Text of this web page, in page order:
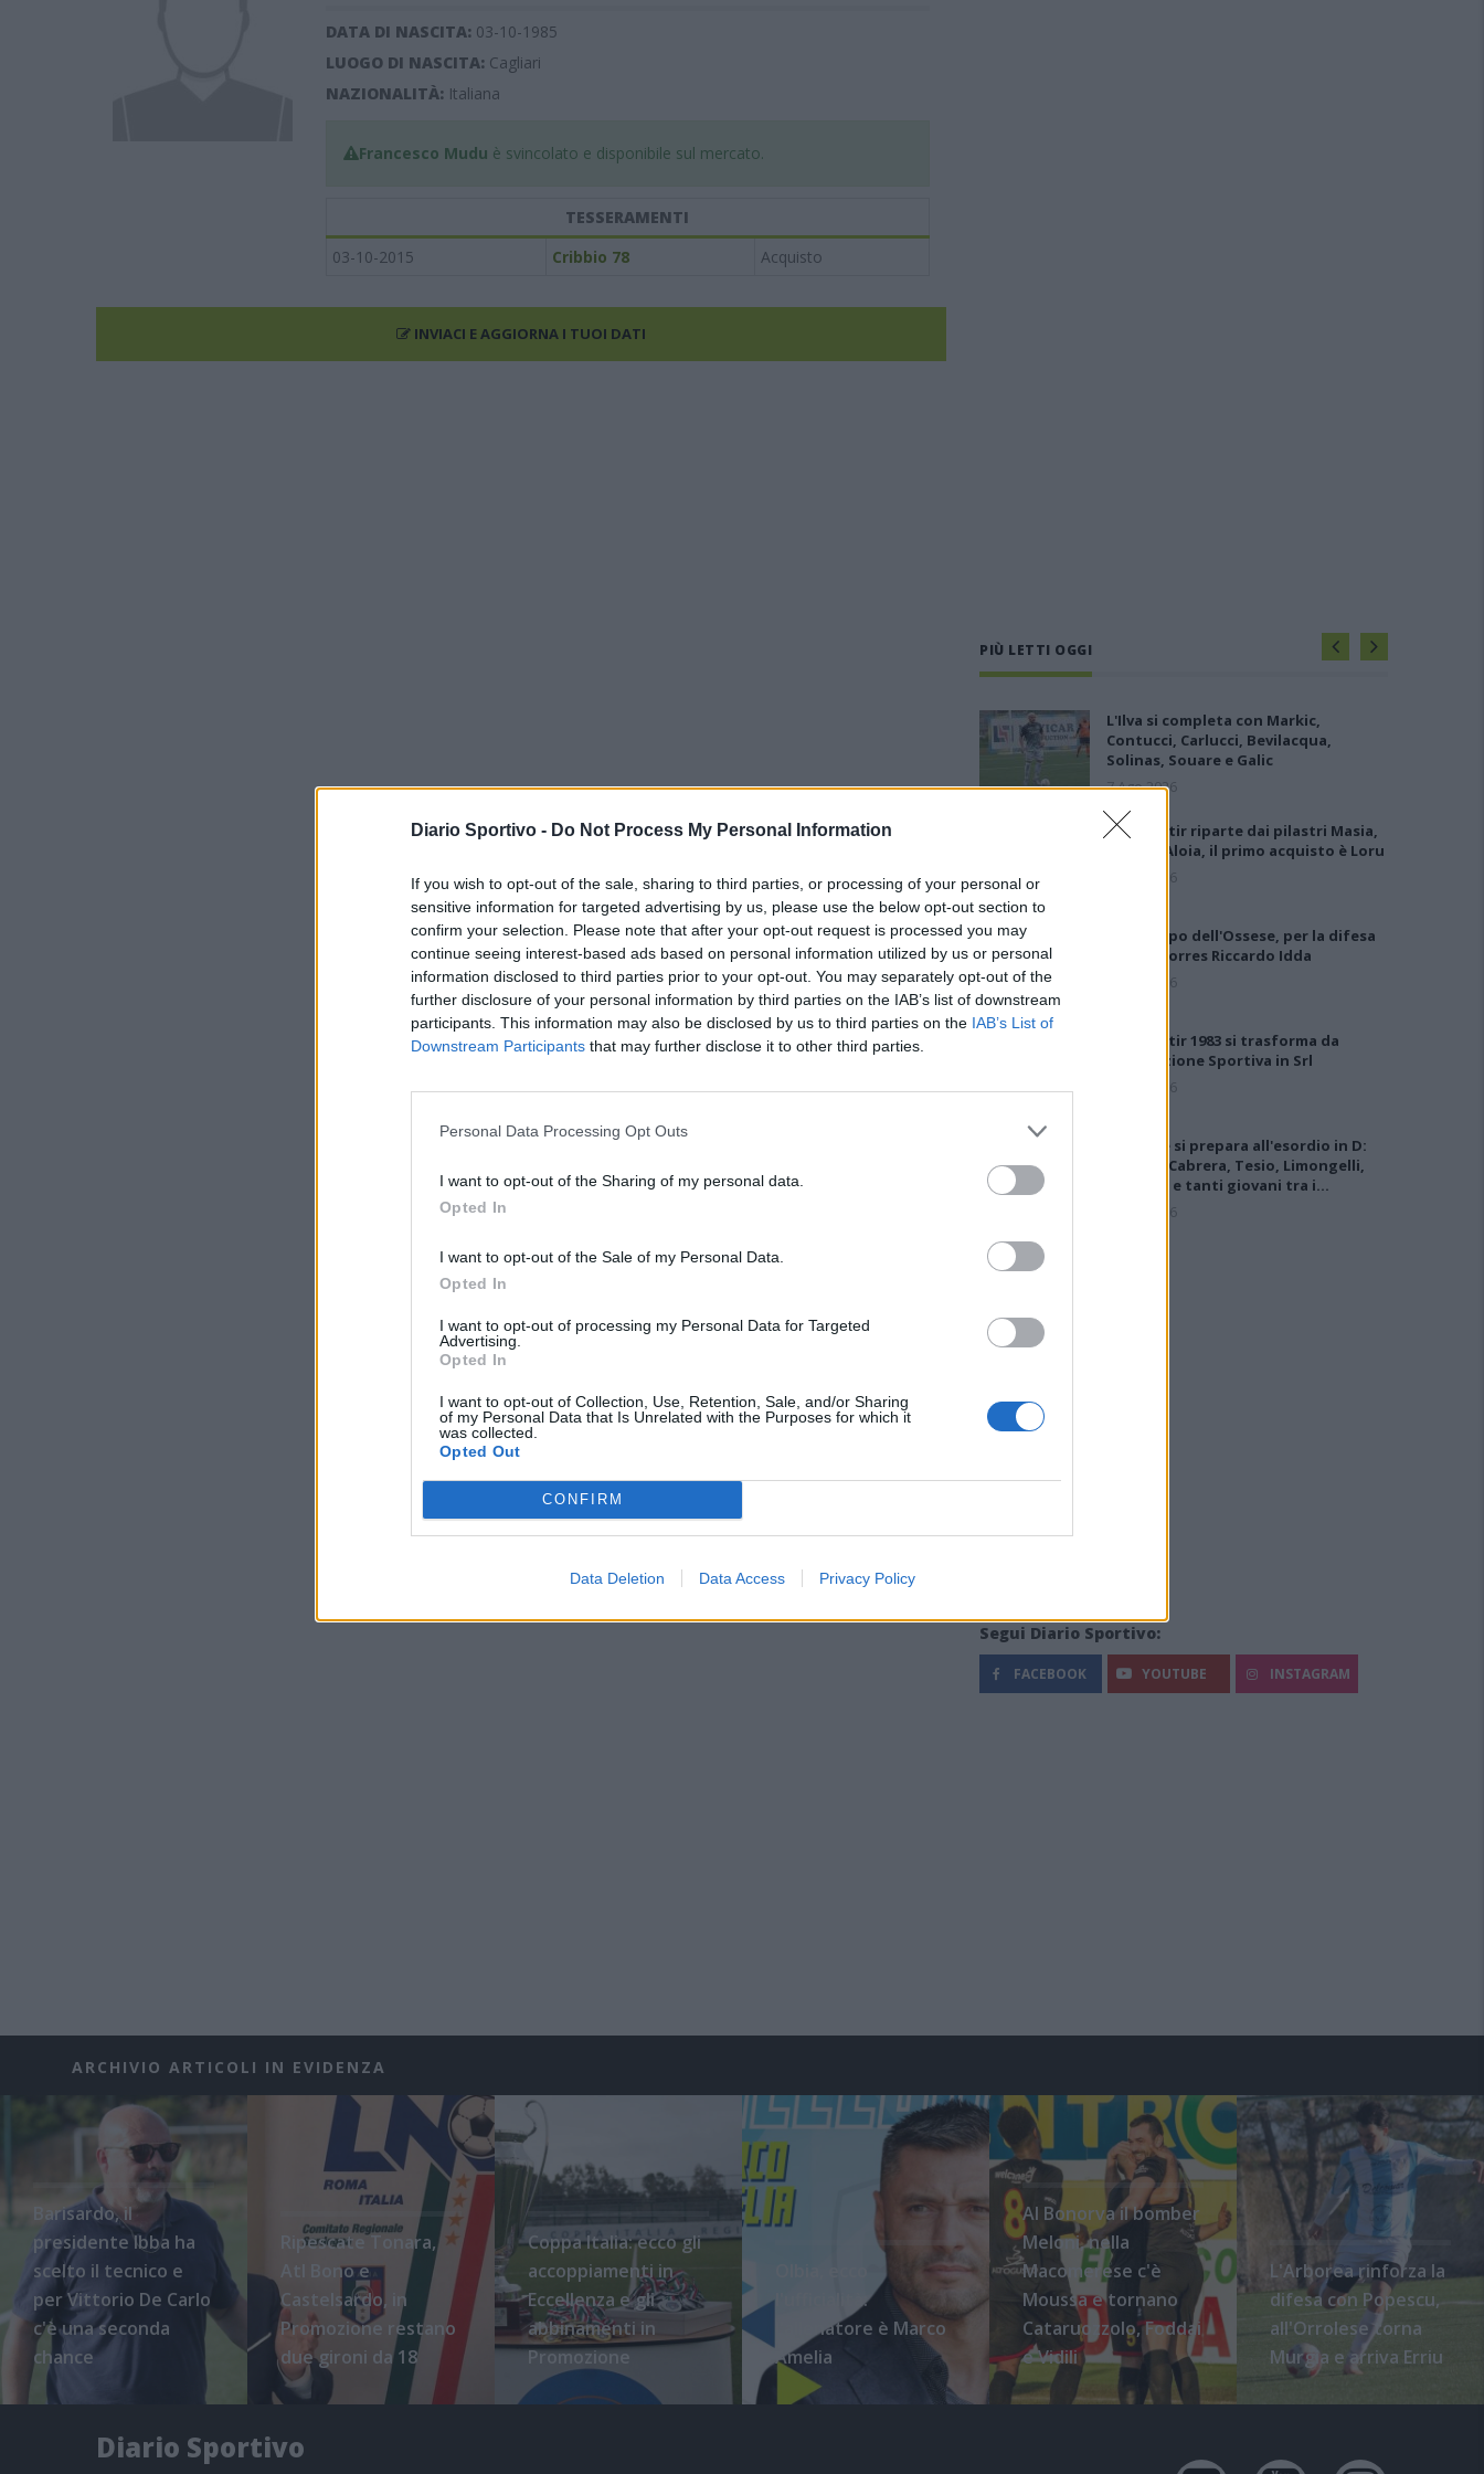
Diario Sportivo - Do Not Process My Personal Information
If you wish to opt-out of the sale, sharing to third parties, or processing of your personal or
sensitive information for targeted advertising by us, please use the below opt-out section to
confirm your selection. Please note that after your opt-out request is processed you may
continue seeing interest-based ads based on personal information utilized by us or personal
information disclosed to third parties prior to your opt-out. You may separately opt-out of the
further disclosure of your personal information by third parties on the IAB’s list of downstream
participants. This information may also be disclosed by us to third parties on the IAB’s List of
Downstream Participants that may further disclose it to other third parties.
Personal Data Processing Opt Outs
I want to opt-out of the Sharing of my personal data.
Opted In
I want to opt-out of the Sale of my Personal Data.
Opted In
I want to opt-out of processing my Personal Data for Targeted
Advertising.
Opted In
I want to opt-out of Collection, Use, Retention, Sale, and/or Sharing
of my Personal Data that Is Unrelated with the Purposes for which it
was collected.
Opted Out
CONFIRM
Data Deletion Data Access Privacy Policy
DATA DI NASCITA: 03-10-1985
LUOGO DI NASCITA: Cagliari
NAZIONALITÀ: Italiana
Francesco Mudu è svincolato e disponibile sul mercato.
TESSERAMENTI
03-10-2015
Cribbio 78 Acquisto
INVIACI E AGGIORNA I TUOI DATI
PIÙ LETTI OGGI
L'Ilva si completa con Markic,
Contucci, Carlucci, Bevilacqua,
Solinas, Souare e Galic
7 Ago 2026
Il Monastir riparte dai pilastri Masia,
Pinna e Aloia, il primo acquisto è Loru
7 Ago 2026
Gran colpo dell'Ossese, per la difesa
c'è l'ex Torres Riccardo Idda
7 Ago 2026
Il Monastir 1983 si trasforma da
Associazione Sportiva in Srl
7 Ago 2026
L'Ossese si prepara all'esordio in D:
Forzati, Cabrera, Tesio, Limongelli,
Bolzicco e tanti giovani tra i…
7 Ago 2026
Segui Diario Sportivo:
FACEBOOK YOUTUBE INSTAGRAM
ARCHIVIO ARTICOLI IN EVIDENZA
Barisardo, il
presidente Ibba ha
scelto il tecnico e
per Vittorio De Carlo
c'è una seconda
chance
Ripescate Tonara,
Atl Bono e
Castelsardo, in
Promozione restano
due gironi da 18
Coppa Italia: ecco gli
accoppiamenti in
Eccellenza e gli
abbinamenti in
Promozione
l'ufficialità:
l'allenatore è Marco
Amelia
Al Bonorva il bomber
Meloni, nella
Macomerese c'è
Moussa e tornano
Cataruozzolo, Foddai
e Vidili
L'Arborea rinforza la
difesa con Popescu,
all'Orrolese torna
Murgia e arriva Erriu
Diario Sportivo